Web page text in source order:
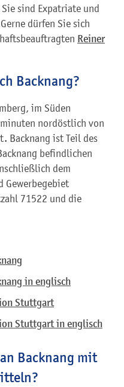
sind Expatriate und
dürfen Sie sich
Reiner
Backnang?
im Süden
nordöstlich von
Backnang ist Teil des
befindlichen
dem
Gewerbegebiet
71522 und die
in englisch
Stuttgart
Stuttgart in englisch
Backnang mit